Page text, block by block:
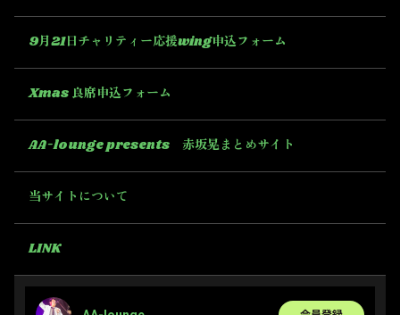
9月21日チャリティー応援wing申込フォーム
Xmas 良席申込フォーム
AA-lounge presents 赤坂晃まとめサイト
当サイトについて
LINK